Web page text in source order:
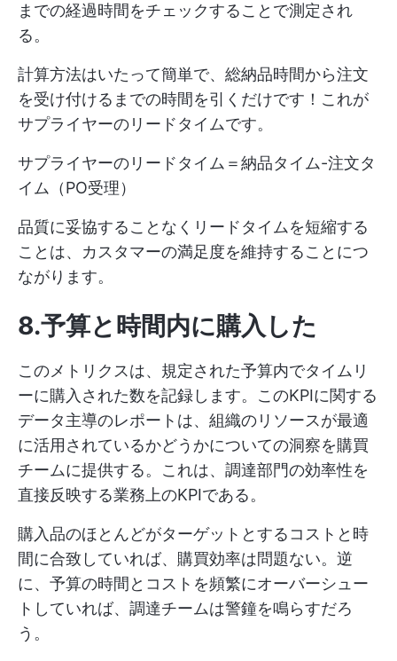
までの経過時間をチェックすることで測定され
る。
計算方法はいたって簡単で、総納品時間から注文
を受け付けるまでの時間を引くだけです！これが
サプライヤーのリードタイムです。
サプライヤーのリードタイム＝納品タイム-注文タ
イム（PO受理）
品質に妥協することなくリードタイムを短縮する
ことは、カスタマーの満足度を維持することにつ
ながります。
8.予算と時間内に購入した
このメトリクスは、規定された予算内でタイムリ
ーに購入された数を記録します。このKPIに関する
データ主導のレポートは、組織のリソースが最適
に活用されているかどうかについての洞察を購買
チームに提供する。これは、調達部門の効率性を
直接反映する業務上のKPIである。
購入品のほとんどがターゲットとするコストと時
間に合致していれば、購買効率は問題ない。逆
に、予算の時間とコストを頻繁にオーバーシュー
トしていれば、調達チームは警鐘を鳴らすだろ
う。